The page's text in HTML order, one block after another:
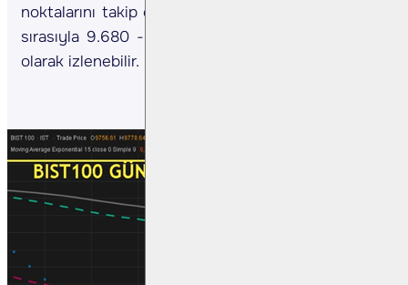
noktalarını takip edeceğiz. Yukarı hareketlerde ise
sırasıyla 9.680 - 9.775 - 9.840 direnç seviyeleri
olarak izlenebilir.